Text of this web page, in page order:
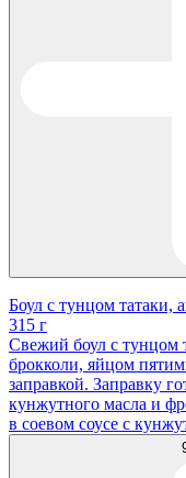
Боул с тунцом татаки,
315 г
Свежий боул с тунцом
брокколи, яйцом
заправкой. Заправку
кунжутного масла и
в соевом соусе с